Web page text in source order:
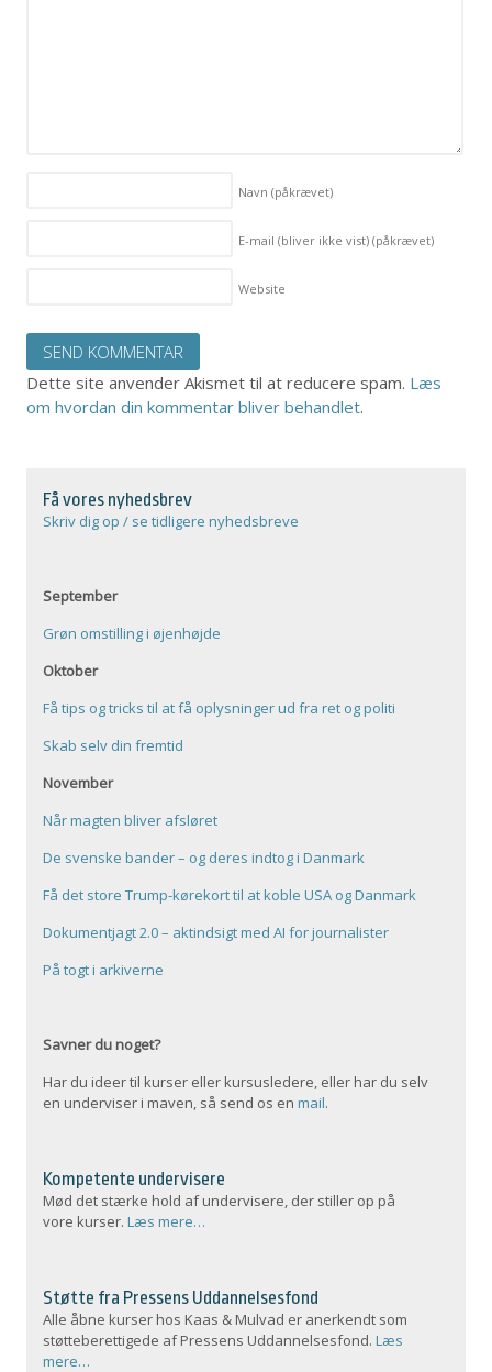
Navn(påkrævet)
E-mail (bliver ikke vist)(påkrævet)
Website
Dette site anvender Akismet til at reducere spam. Læs
om hvordan din kommentar bliver behandlet.
Få vores nyhedsbrev
Skriv dig op / se tidligere nyhedsbreve
September
Grøn omstilling i øjenhøjde
Oktober
Få tips og tricks til at få oplysninger ud fra ret og politi
Skab selv din fremtid
November
Når magten bliver afsløret
De svenske bander – og deres indtog i Danmark
Få det store Trump-kørekort til at koble USA og Danmark
Dokumentjagt 2.0 – aktindsigt med AI for journalister
På togt i arkiverne
Savner du noget?
Har du ideer til kurser eller kursusledere, eller har du selv
en underviser i maven, så send os enmail.
Kompetente undervisere
Mød det stærke hold af undervisere, der stiller op på
vore kurser.Læs mere…
Støtte fra Pressens Uddannelsesfond
Alle åbne kurser hos Kaas & Mulvad er anerkendt som
støtteberettigede af Pressens Uddannelsesfond.Læs
mere…